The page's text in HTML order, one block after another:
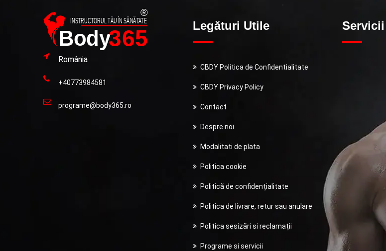
România
+40773984581
programe@body365.ro
Legături Utile
CBDY Politica de Confidentialitate
CBDY Privacy Policy
Contact
Despre noi
Modalitati de plata
Politica cookie
Politică de confidențialitate
Politica de livrare, retur sau anulare
Politica sesizări si reclamații
Programe si servicii
Servicii